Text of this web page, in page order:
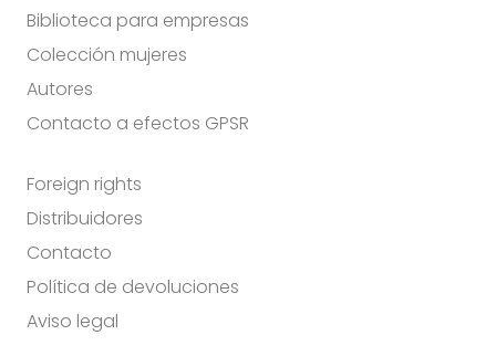
Biblioteca para empresas
Colección mujeres
Autores
Contacto a efectos GPSR
Foreign rights
Distribuidores
Contacto
Política de devoluciones
Aviso legal